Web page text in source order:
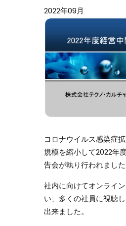
2022年09月
コロナウイルス感染症拡
規模を縮小して2022年
告会が執り行われました
社内に向けてオンライ
い、多くの社員に視聴
出来ました。